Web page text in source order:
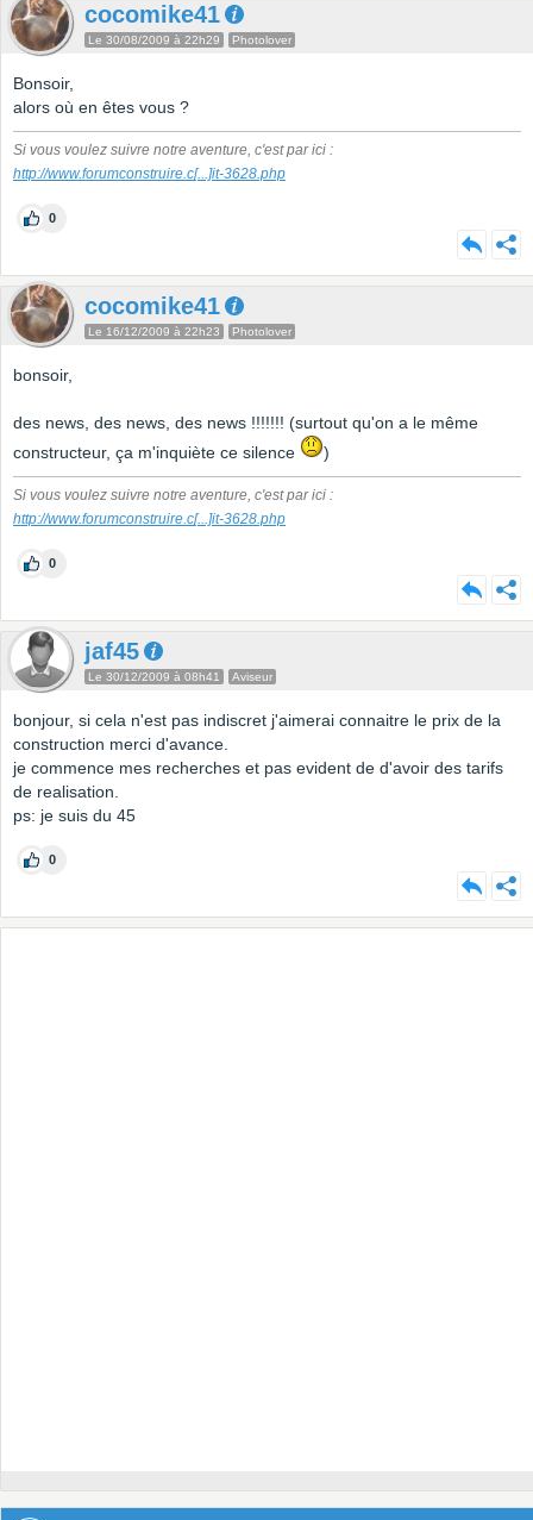
cocomike41
Le 30/08/2009 à 22h29 Photolover
Bonsoir,
alors où en êtes vous ?
Si vous voulez suivre notre aventure, c'est par ici :
http://www.forumconstruire.c[...]it-3628.php
0
cocomike41
Le 16/12/2009 à 22h23 Photolover
bonsoir,
des news, des news, des news !!!!!!! (surtout qu'on a le même
constructeur, ça m'inquiète ce silence
)
Si vous voulez suivre notre aventure, c'est par ici :
http://www.forumconstruire.c[...]it-3628.php
0
jaf45
Le 30/12/2009 à 08h41 Aviseur
bonjour, si cela n'est pas indiscret j'aimerai connaitre le prix de la
construction merci d'avance.
je commence mes recherches et pas evident de d'avoir des tarifs
de realisation.
ps: je suis du 45
0